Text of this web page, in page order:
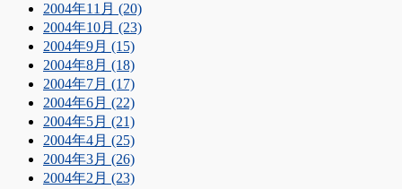
2004年11月 (20)
2004年10月 (23)
2004年9月 (15)
2004年8月 (18)
2004年7月 (17)
2004年6月 (22)
2004年5月 (21)
2004年4月 (25)
2004年3月 (26)
2004年2月 (23)